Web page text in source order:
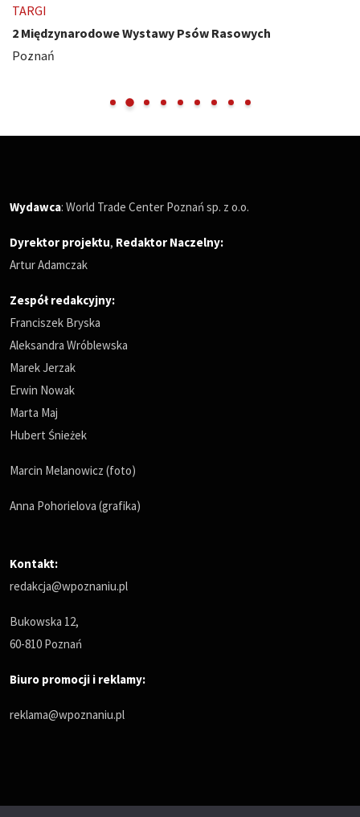
TARGI
2 Międzynarodowe Wystawy Psów Rasowych
Poznań
Wydawca: World Trade Center Poznań sp. z o.o.
Dyrektor projektu, Redaktor Naczelny:
Artur Adamczak
Zespół redakcyjny:
Franciszek Bryska
Aleksandra Wróblewska
Marek Jerzak
Erwin Nowak
Marta Maj
Hubert Śnieżek
Marcin Melanowicz (foto)
Anna Pohorielova (grafika)
Kontakt:
redakcja@wpoznaniu.pl
Bukowska 12,
60-810 Poznań
Biuro promocji i reklamy:
reklama@wpoznaniu.pl